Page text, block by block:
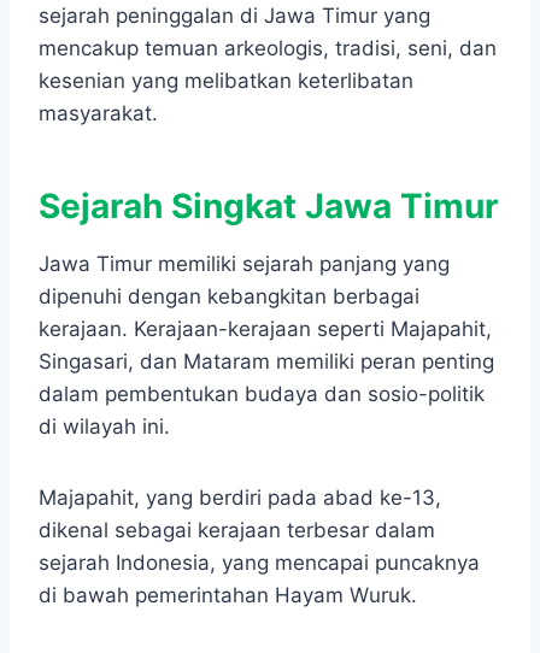
sejarah peninggalan di Jawa Timur yang
mencakup temuan arkeologis, tradisi, seni, dan
kesenian yang melibatkan keterlibatan
masyarakat.
Sejarah Singkat Jawa Timur
Jawa Timur memiliki sejarah panjang yang
dipenuhi dengan kebangkitan berbagai
kerajaan. Kerajaan-kerajaan seperti Majapahit,
Singasari, dan Mataram memiliki peran penting
dalam pembentukan budaya dan sosio-politik
di wilayah ini.
Majapahit, yang berdiri pada abad ke-13,
dikenal sebagai kerajaan terbesar dalam
sejarah Indonesia, yang mencapai puncaknya
di bawah pemerintahan Hayam Wuruk.